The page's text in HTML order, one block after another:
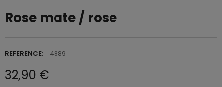
Rose mate / rose
REFERENCE: 4889
32,90 €